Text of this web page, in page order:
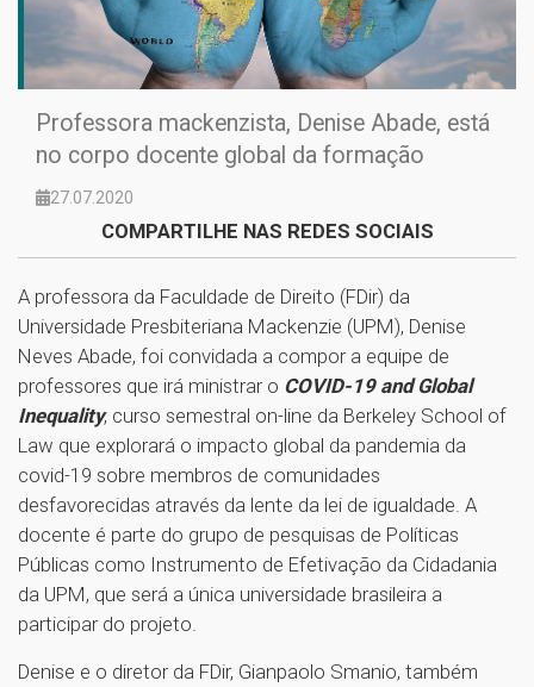
Professora mackenzista, Denise Abade, está
no corpo docente global da formação
27.07.2020
COMPARTILHE NAS REDES SOCIAIS
A professora da Faculdade de Direito (FDir) da
Universidade Presbiteriana Mackenzie (UPM), Denise
Neves Abade, foi convidada a compor a equipe de
professores que irá ministrar o COVID-19 and Global
Inequality, curso semestral on-line da Berkeley School of
Law que explorará o impacto global da pandemia da
covid-19 sobre membros de comunidades
desfavorecidas através da lente da lei de igualdade. A
docente é parte do grupo de pesquisas de Políticas
Públicas como Instrumento de Efetivação da Cidadania
da UPM, que será a única universidade brasileira a
participar do projeto.
Denise e o diretor da FDir, Gianpaolo Smanio, também